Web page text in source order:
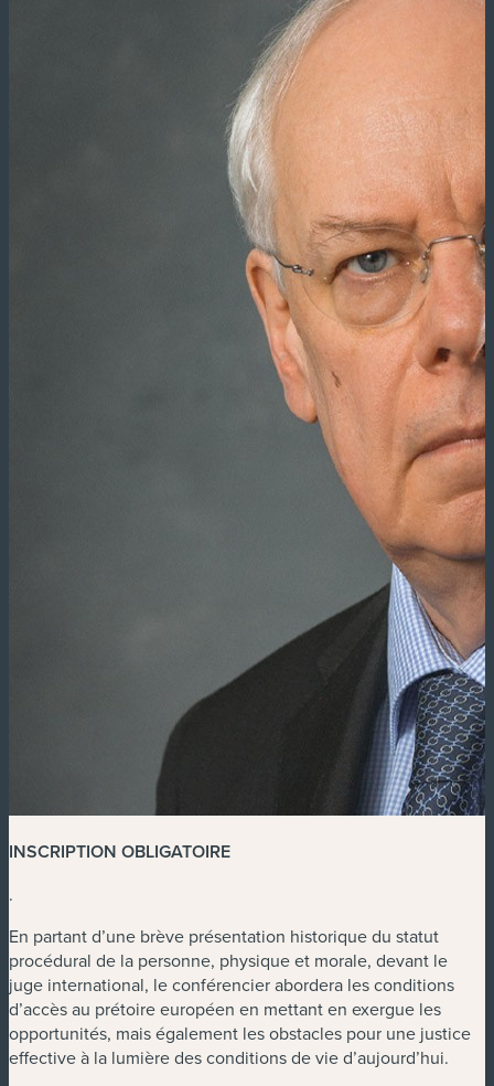
INSCRIPTION OBLIGATOIRE
.
En partant d’une brève présentation historique du statut
procédural de la personne, physique et morale, devant le
juge international, le conférencier abordera les conditions
d’accès au prétoire européen en mettant en exergue les
opportunités, mais également les obstacles pour une justice
effective à la lumière des conditions de vie d’aujourd’hui.